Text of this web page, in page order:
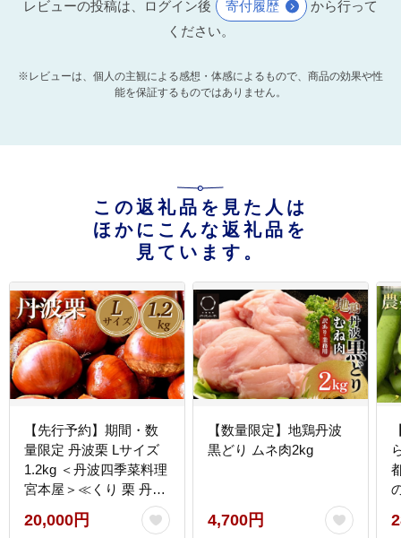
レビューの投稿は、ログイン後 寄付履歴
から行って
ください。
※レビューは、個人の主観による感想・体感によるもので、商品の効果や性
能を保証するものではありません。
この返礼品を見た人は
ほかにこんな返礼品を
見ています。
【先行予約】期間・数
量限定 丹波栗 Lサイズ
1.2kg ＜丹波四季菜料理
宮本屋＞≪くり 栗 丹波
産≫ ※2026年9月～発
送
20,000円
【数量限定】地鶏丹波
黒どり ムネ肉2kg
4,700円